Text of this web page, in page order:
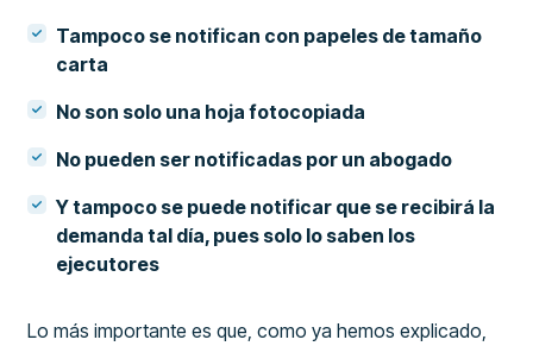
Tampoco se notifican con papeles de tamaño
carta
No son solo una hoja fotocopiada
No pueden ser notificadas por un abogado
Y tampoco se puede notificar que se recibirá la
demanda tal día, pues solo lo saben los
ejecutores
Lo más importante es que, como ya hemos explicado,